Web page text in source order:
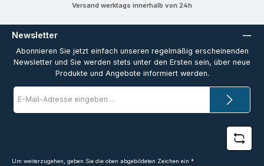
Versand werktags innerhalb von 24h
Newsletter
Abonnieren Sie jetzt einfach unseren regelmäßig erscheinenden
Newsletter und Sie werden stets unter den Ersten sein, über neue
Produkte und Angebote informiert werden.
E-
Mail-
*
Um weiterzugehen, geben Sie die oben abgebildeten Zeichen ein *